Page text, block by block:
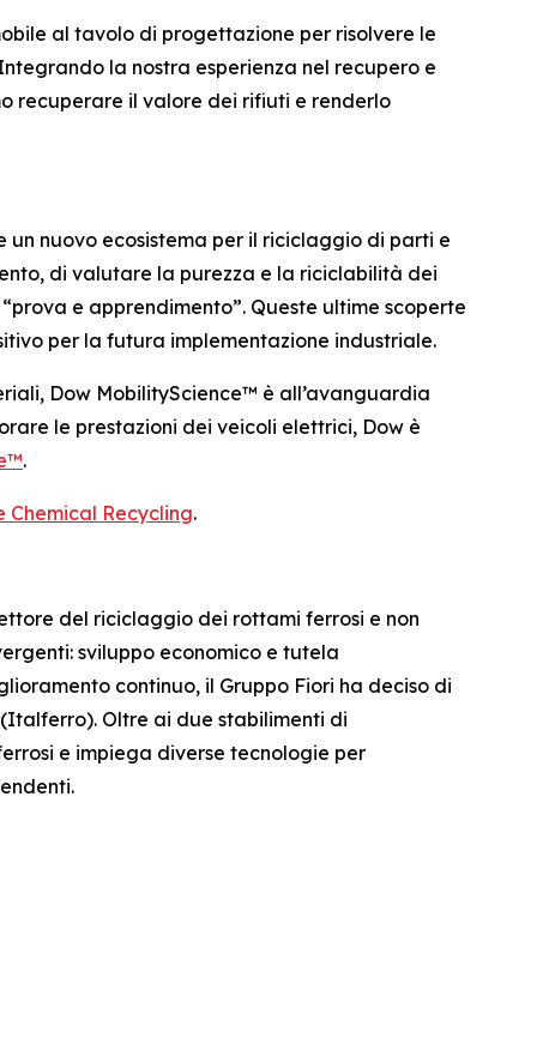
al tavolo di progettazione per risolvere le
la nostra esperienza nel recupero e
recuperare il valore dei rifiuti e renderlo
un nuovo ecosistema per il riciclaggio di parti e
di valutare la purezza e la riciclabilità dei
e apprendimento”. Queste ultime scoperte
per la futura implementazione industriale.
Dow MobilityScience™ è all’avanguardia
le prestazioni dei veicoli elettrici, Dow è
.
Chemical Recycling.
del riciclaggio dei rottami ferrosi e non
sviluppo economico e tutela
continuo, il Gruppo Fiori ha deciso di
Oltre ai due stabilimenti di
e impiega diverse tecnologie per